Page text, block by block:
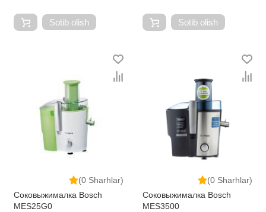
Sotib olish Sotib olish
(0 Sharhlar)
Соковыжималка Bosch
MES25G0
(0 Sharhlar)
Соковыжималка Bosch
MES3500